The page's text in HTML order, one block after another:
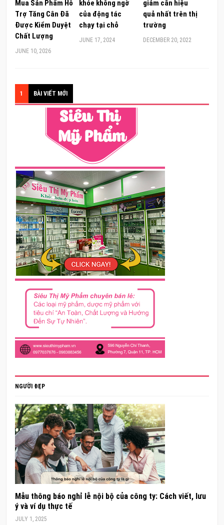
Mua Sản Phẩm Hỗ
Trợ Tăng Cân Đã
Được Kiểm Duyệt
Chất Lượng
JUNE 10, 2026
khỏe không ngờ
của động tác
chạy tại chỗ
JUNE 17, 2024
giảm cân hiệu
quả nhất trên thị
trường
DECEMBER 20, 2022
1 BÀI VIẾT MỚI
NGƯỜI ĐẸP
Mẫu thông báo nghỉ lễ nội bộ của công ty: Cách viết, lưu
ý và ví dụ thực tế
JULY 1, 2025